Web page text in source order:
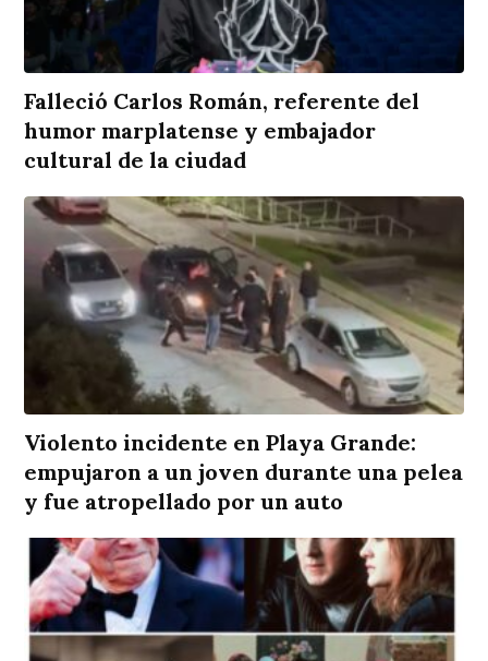
Falleció Carlos Román, referente del
humor marplatense y embajador
cultural de la ciudad
Violento incidente en Playa Grande:
empujaron a un joven durante una pelea
y fue atropellado por un auto